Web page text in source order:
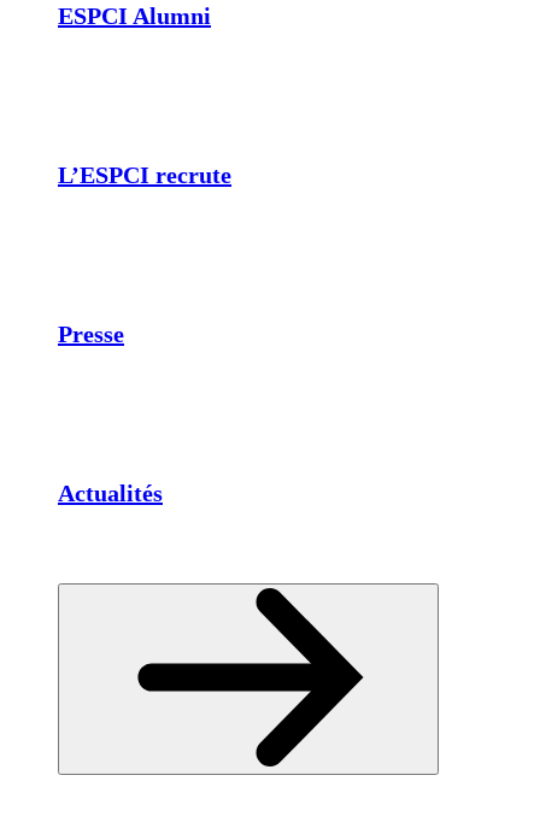
ESPCI Alumni
L’ESPCI recrute
Presse
Actualités